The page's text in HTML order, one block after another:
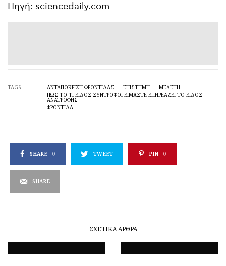
Πηγή: sciencedaily.com
TAGS ΑΝΤΑΠΌΚΡΙΣΗ ΦΡΟΝΤΊΔΑΣ ΕΠΙΣΤΉΜΗ
ΜΕΛΕΤΗ
ΠΏΣ ΤΟ ΤΙ ΕΊΔΟΣ ΣΎΝΤΡΟΦΟΙ ΕΊΜΑΣΤΕ ΕΠΗΡΕΆΖΕΙ ΤΟ ΕΊΔΟΣ
ΑΝΑΤΡΟΦΉΣ
ΦΡΟΝΤΙΔΑ
SHARE 0 TWEET PIN 0
SHARE
ΣΧΕΤΙΚΆ ΆΡΘΡΑ